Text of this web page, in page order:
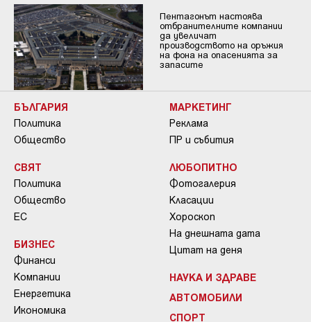
Пентагонът настоява
отбранителните компании
да увеличат
производството на оръжия
на фона на опасенията за
запасите
БЪЛГАРИЯ
Политика
Общество
СВЯТ
Политика
Общество
ЕС
БИЗНЕС
Финанси
Компании
Енергетика
Икономика
МАРКЕТИНГ
Реклама
ПР и събития
ЛЮБОПИТНО
Фотогалерия
Класации
Хороскоп
На днешната дата
Цитат на деня
НАУКА И ЗДРАВЕ
АВТОМОБИЛИ
СПОРТ